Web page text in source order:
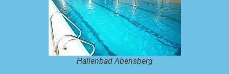
Hallenbad Abensberg